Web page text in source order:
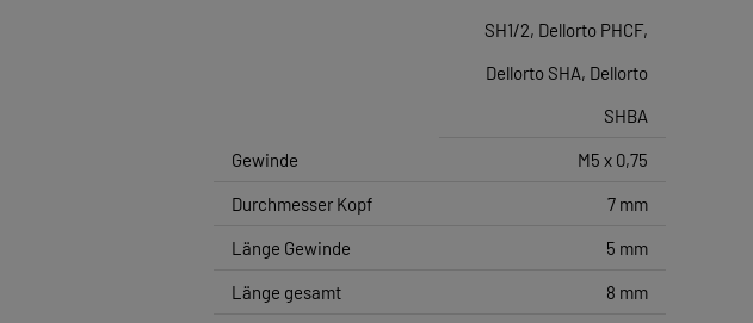
SH1/2, Dellorto PHCF,
Dellorto SHA, Dellorto
SHBA
Gewinde M5 x 0,75
Durchmesser Kopf 7 mm
Länge Gewinde 5 mm
Länge gesamt 8 mm